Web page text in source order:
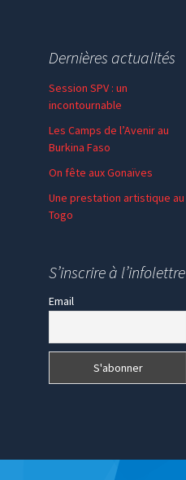
Dernières actualités
Session SPV : un
incontournable
Les Camps de l’Avenir au
Burkina Faso
On fête aux Gonaïves
Une prestation artistique au
Togo
S’inscrire à l’infolettre
Email